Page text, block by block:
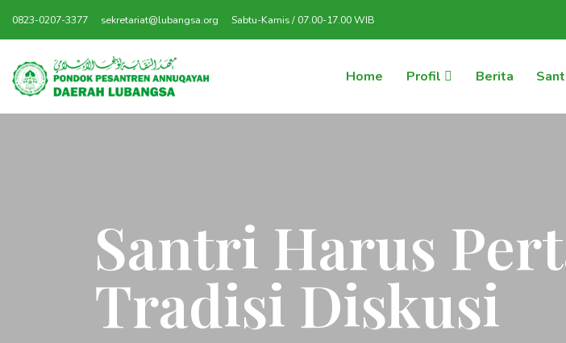
0823-0207-3377 sekretariat@lubangsa.org Sabtu-Kamis / 07.00-17.00 WIB
Home Profil Berita
Santri Harus
Tradisi Diskusi